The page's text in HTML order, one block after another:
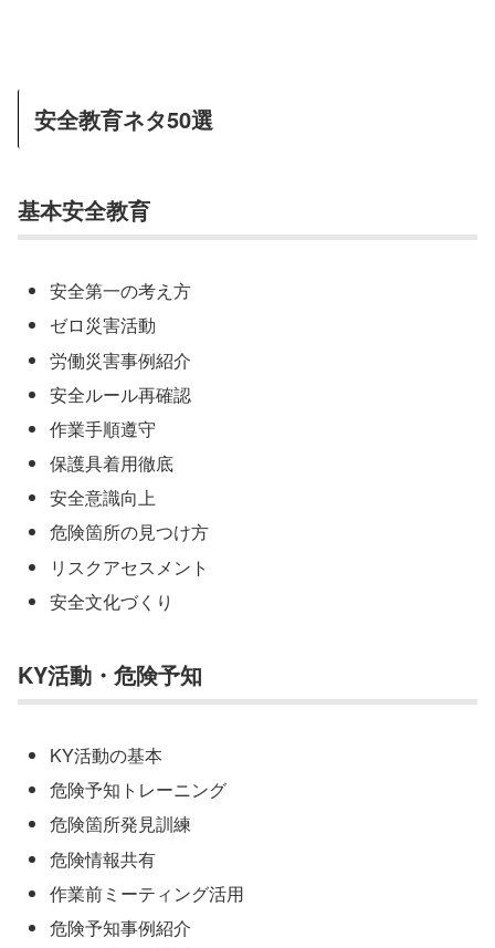
安全教育ネタ50選
基本安全教育
安全第一の考え方
ゼロ災害活動
労働災害事例紹介
安全ルール再確認
作業手順遵守
保護具着用徹底
安全意識向上
危険箇所の見つけ方
リスクアセスメント
安全文化づくり
KY活動・危険予知
KY活動の基本
危険予知トレーニング
危険箇所発見訓練
危険情報共有
作業前ミーティング活用
危険予知事例紹介